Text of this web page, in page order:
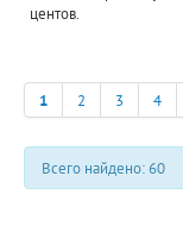
центов.
1 2 3 4
Всего найдено: 60